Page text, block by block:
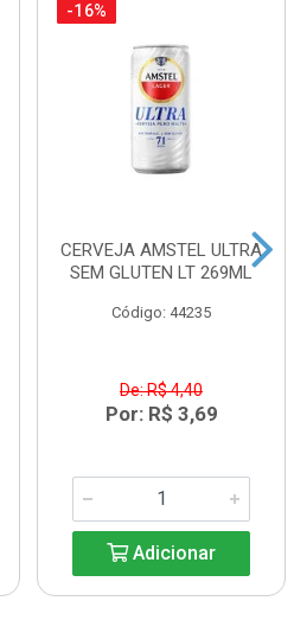
-16%
CERVEJA AMSTEL ULTRA
SEM GLUTEN LT 269ML
Código: 44235
De: R$ 4,40
Por: R$ 3,69
Adicionar